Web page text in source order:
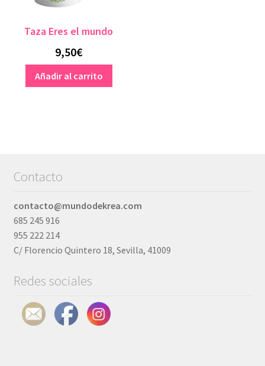
Taza Eres el mundo
9,50€
Añadir al carrito
Contacto
contacto@mundodekrea.com
685 245 916
955 222 214
C/ Florencio Quintero 18, Sevilla, 41009
Redes sociales